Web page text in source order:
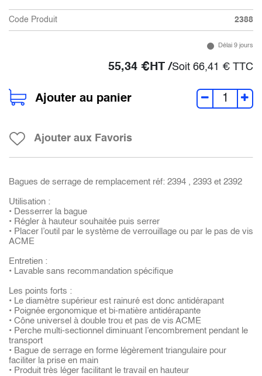
Code Produit 2388
Délai 9 jours
55,34 €HT /Soit 66,41 € TTC
Ajouter au panier
Ajouter aux Favoris
Bagues de serrage de remplacement réf: 2394 , 2393 et 2392
Utilisation :
• Desserrer la bague
• Régler à hauteur souhaitée puis serrer
• Placer l’outil par le système de verrouillage ou par le pas de vis
ACME
Entretien :
• Lavable sans recommandation spécifique
Les points forts :
• Le diamètre supérieur est rainuré est donc antidérapant
• Poignée ergonomique et bi-matière antidérapante
• Cône universel à double trou et pas de vis ACME
• Perche multi-sectionnel diminuant l’encombrement pendant le
transport
• Bague de serrage en forme légèrement triangulaire pour
faciliter la prise en main
• Produit très léger facilitant le travail en hauteur